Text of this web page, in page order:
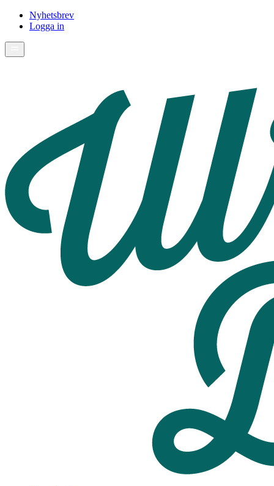
Nyhetsbrev
Logga in